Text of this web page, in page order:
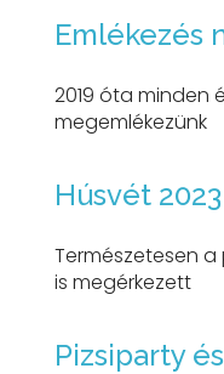
Emlékezés
2019 óta minden
megemlékezünk
Húsvét 2023
Természetesen
is megérkezett
Pizsiparty